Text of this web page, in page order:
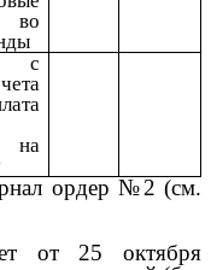
с
на
ордер №2 (см.
от 25 октября